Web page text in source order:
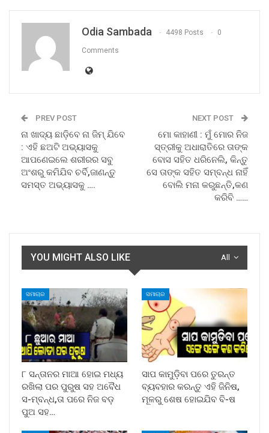
Odia Sambada 4498 Posts 0
Comments
PREV POST
ନା ଖାଦ୍ୟ ଛାଡ଼ିବେ ନା ଜିମ୍ ଯିବେ
: ଏହି ଛଅଟି ଅଭ୍ୟାସକୁ
ଆପଣେଇଲେ ଶରୀରର ସବୁ
ଅଂଶରୁ କମିଯିବ ଚର୍ବି,ଜାଣନ୍ତୁ
ସମସ୍ତ ଅଭ୍ୟାସକୁ ….
NEXT POST
ମୋ କାହାଣୀ : ମୁଁ ମୋର ନିଜ
ସ୍ତ୍ରୀକୁ ଅଧାରାତିରେ ତାଙ୍କ
ବୋସ ସହିତ ଧରିନେଲି, କିନ୍ତୁ
ସେ ତାଙ୍କ ସହିତ ସମ୍ବନ୍ଧ ନାହିଁ
ବୋଲି ମନା କରୁଛନ୍ତି,କଣ
କରିବି ……
All
YOU MIGHT ALSO LIKE
ସମାଚାର
୮ ସନ୍ତାନର ମାଆ ହୋଇ ମଧ୍ୟ
ରଖିଲା ପର ପୁରୁଷ ସହ ଅବୈଧ
ସ-ମ୍ବନ୍ଧ,ତା ପରେ ନିଜ ବଡ଼
ପୁଅ ସହ…
ସମାଚାର
ସାପ କାମୁଡ଼ିବା ପରେ ତୁରନ୍ତ
ବ୍ୟବହାର କରନ୍ତୁ ଏହି ଜିନିଷ,
ମୂଳରୁ ଶେଷ ହୋଇଯିବ ବି-ଷ